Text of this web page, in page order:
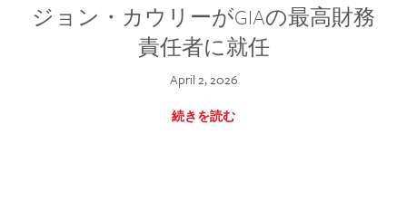
ジョン・カウリーがGIAの最高財務
責任者に就任
April 2, 2026
続きを読む